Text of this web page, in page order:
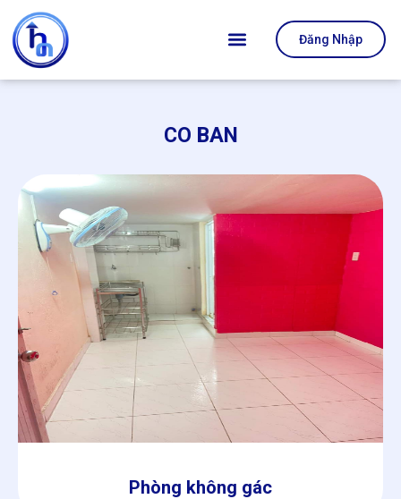
Đăng Nhập
CO BAN
Phòng không gác